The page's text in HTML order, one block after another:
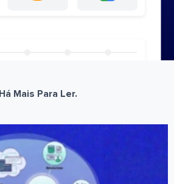
Há Mais Para Ler.